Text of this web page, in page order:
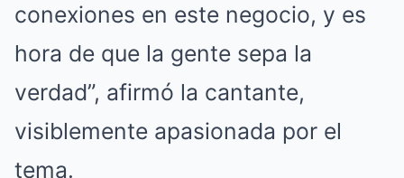
conexiones en este negocio, y es
hora de que la gente sepa la
verdad”, afirmó la cantante,
visiblemente apasionada por el
tema.